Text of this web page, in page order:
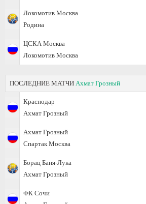
Локомотив Москва
Родина
ЦСКА Москва
Локомотив Москва
ПОСЛЕДНИЕ МАТЧИ Ахмат Грозный
Краснодар
Ахмат Грозный
Ахмат Грозный
Спартак Москва
Борац Баня-Лука
Ахмат Грозный
ФК Сочи